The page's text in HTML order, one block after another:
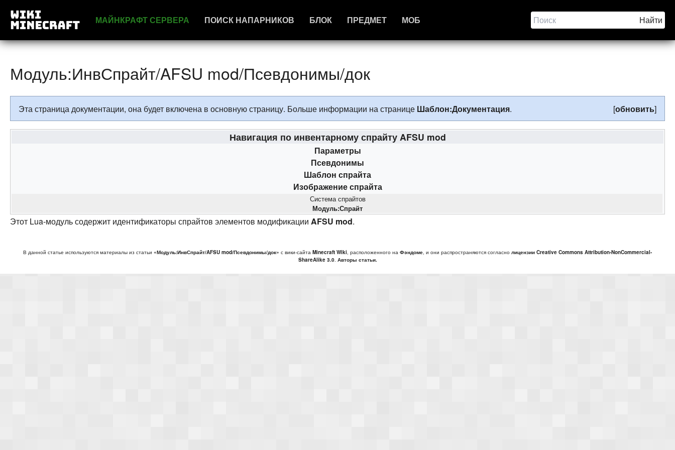
МАЙНКРАФТ СЕРВЕРА ПОИСК НАПАРНИКОВ БЛОК ПРЕДМЕТ МОБ
Модуль:ИнвСпрайт/AFSU mod/Псевдонимы/док
[обновить]
Эта страница документации, она будет включена в основную страницу. Больше информации на странице Шаблон:Документация.
Навигация по инвентарному спрайту AFSU mod
Параметры
Псевдонимы
Шаблон спрайта
Изображение спрайта
Система спрайтов
Модуль:Спрайт
Этот Lua-модуль содержит идентификаторы спрайтов элементов модификации AFSU mod.
В данной статье используются материалы из статьи «Модуль:ИнвСпрайт/AFSU mod/Псевдонимы/док» с вики-сайта Minecraft Wiki, расположенного на Фэндоме, и они распространяются согласно лицензии Creative Commons Attribution-NonCommercial-
ShareAlike 3.0. Авторы статьи.